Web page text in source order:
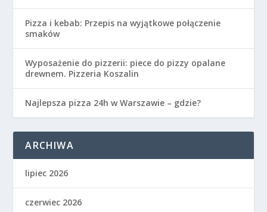
Pizza i kebab: Przepis na wyjątkowe połączenie
smaków
Wyposażenie do pizzerii: piece do pizzy opalane
drewnem. Pizzeria Koszalin
Najlepsza pizza 24h w Warszawie – gdzie?
ARCHIWA
lipiec 2026
czerwiec 2026